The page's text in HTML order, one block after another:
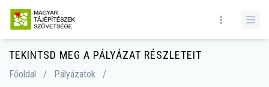
TEKINTSD MEG A PÁLYÁZAT RÉSZLETEIT
Főoldal / Pályázatok
/